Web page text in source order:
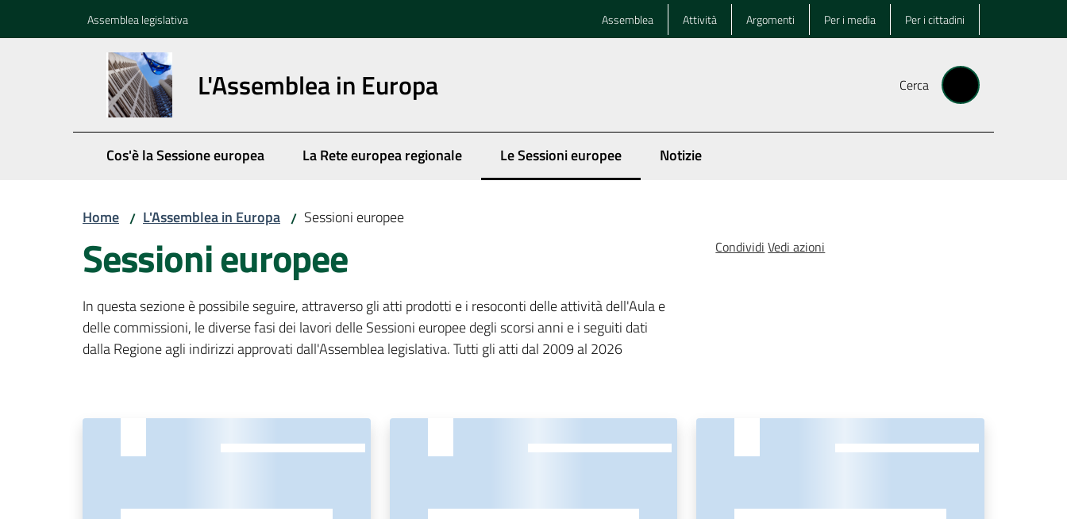
Assemblea legislativa Assemblea Attività Argomenti Per i media Per i cittadini
L'Assemblea in Europa Cerca
Cos'è la Sessione europea La Rete europea regionale Le Sessioni europee
Menu selezionato Notizie
Home / L'Assemblea in Europa / Sessioni europee
Sessioni europee
In questa sezione è possibile seguire, attraverso gli atti prodotti e i resoconti delle attività dell'Aula e
delle commissioni, le diverse fasi dei lavori delle Sessioni europee degli scorsi anni e i seguiti dati
dalla Regione agli indirizzi approvati dall'Assemblea legislativa. Tutti gli atti dal 2009 al 2026
Condividi Vedi azioni